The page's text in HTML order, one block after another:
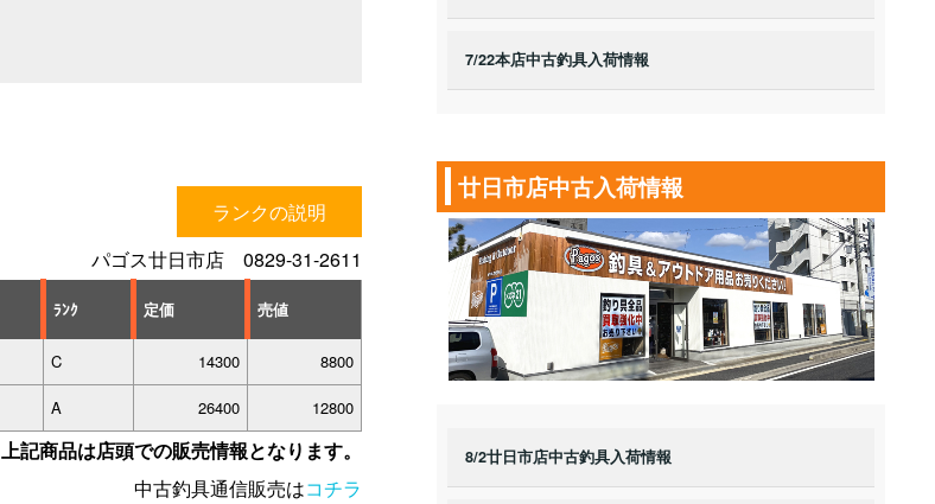
ランクの説明
パゴス廿日市店 0829-31-2611
ﾗﾝｸ 定価 売値
C 14300 8800
A 26400 12800
上記商品は店頭での販売情報となります。
中古釣具通信販売はコチラ
7/22本店中古釣具入荷情報
廿日市店中古入荷情報
8/2廿日市店中古釣具入荷情報